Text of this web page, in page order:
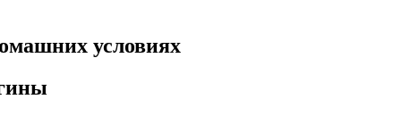
условиях